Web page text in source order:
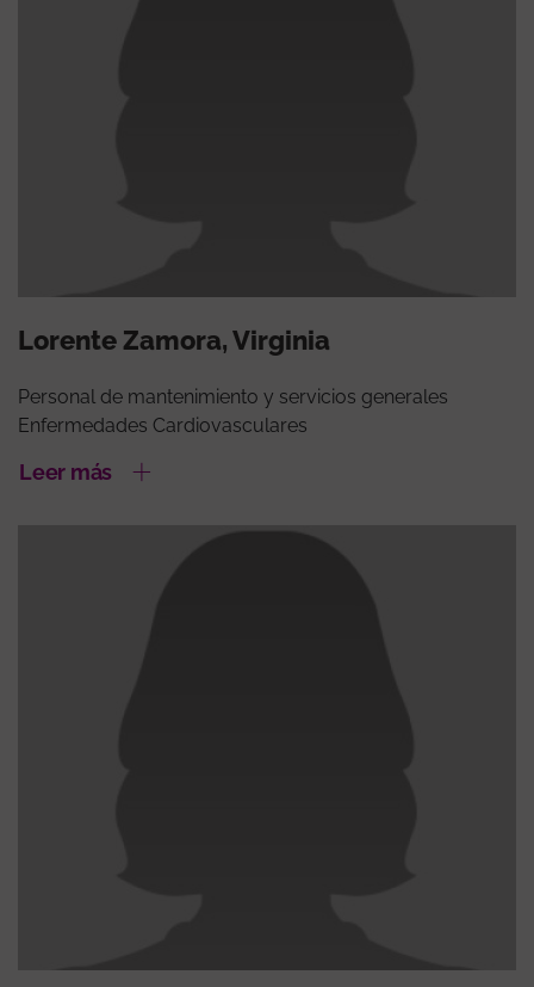
Lorente Zamora, Virginia
Personal de mantenimiento y servicios generales
Enfermedades Cardiovasculares
Leer más